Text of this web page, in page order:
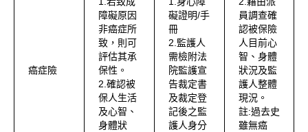
癌症險
障礙原因
非癌症所
致，則可
評估其承
保性。
2.確認被
保人生活
及心智、
身體狀
礙證明/手
冊
2.監護人
需檢附法
院監護宣
告裁定書
及裁定登
記後之監
護人身分
員調查確
認被保險
人目前心
智、身體
狀況及監
護人整體
現況。
註:過去史
雖無癌